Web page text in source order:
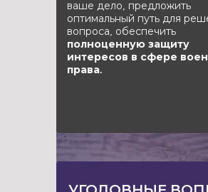
ваше дело, предложить
оптимальный путь для
вопроса, обеспечить
полноценную защиту
интересов в сфере
права.